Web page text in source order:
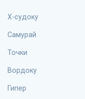
X-судоку
Самурай
Точки
Вордоку
Гипер